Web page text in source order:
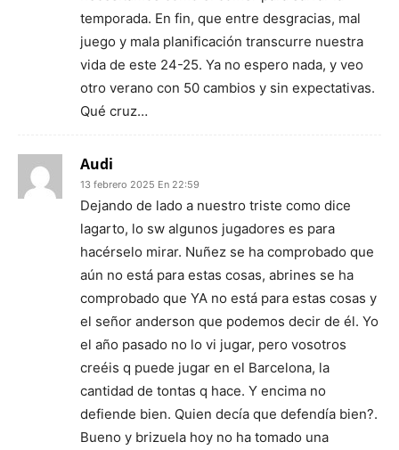
temporada. En fin, que entre desgracias, mal
juego y mala planificación transcurre nuestra
vida de este 24-25. Ya no espero nada, y veo
otro verano con 50 cambios y sin expectativas.
Qué cruz…
Audi
13 febrero 2025 En 22:59
Dejando de lado a nuestro triste como dice
lagarto, lo sw algunos jugadores es para
hacérselo mirar. Nuñez se ha comprobado que
aún no está para estas cosas, abrines se ha
comprobado que YA no está para estas cosas y
el señor anderson que podemos decir de él. Yo
el año pasado no lo vi jugar, pero vosotros
creéis q puede jugar en el Barcelona, la
cantidad de tontas q hace. Y encima no
defiende bien. Quien decía que defendía bien?.
Bueno y brizuela hoy no ha tomado una